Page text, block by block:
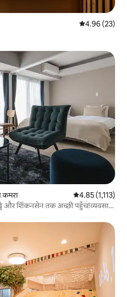
औसत रेटिंग 5 में
4.96 (23)
कमरा औसत रेटिंग 5 में से
4.85 (1,113)
और शिंकनसेन तक अच्छी पहुँच!व्यवसाय